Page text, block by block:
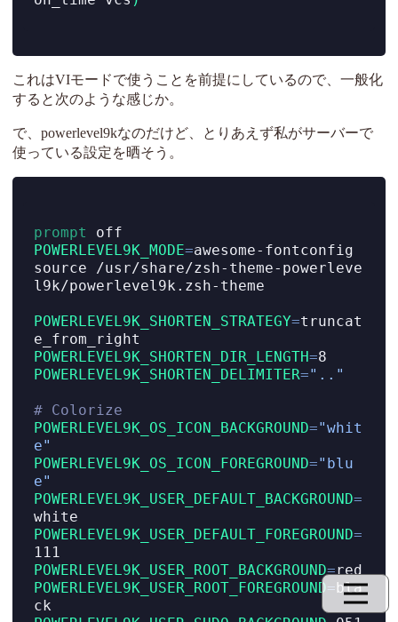
これはVIモードで使うことを前提にしているので、一般化
すると次のような感じか。
で、powerlevel9kなのだけど、とりあえず私がサーバーで
使っている設定を晒そう。
prompt off
POWERLEVEL9K_MODE=awesome-fontconfig
source /usr/share/zsh-theme-powerleve
l9k/powerlevel9k.zsh-theme
POWERLEVEL9K_SHORTEN_STRATEGY=truncat
e_from_right
POWERLEVEL9K_SHORTEN_DIR_LENGTH=8
POWERLEVEL9K_SHORTEN_DELIMITER=".."
# Colorize
POWERLEVEL9K_OS_ICON_BACKGROUND="whit
e"
POWERLEVEL9K_OS_ICON_FOREGROUND="blu
e"
POWERLEVEL9K_USER_DEFAULT_BACKGROUND=
white
POWERLEVEL9K_USER_DEFAULT_FOREGROUND=
111
POWERLEVEL9K_USER_ROOT_BACKGROUND=red
POWERLEVEL9K_USER_ROOT_FOREGROUND=bla
ck